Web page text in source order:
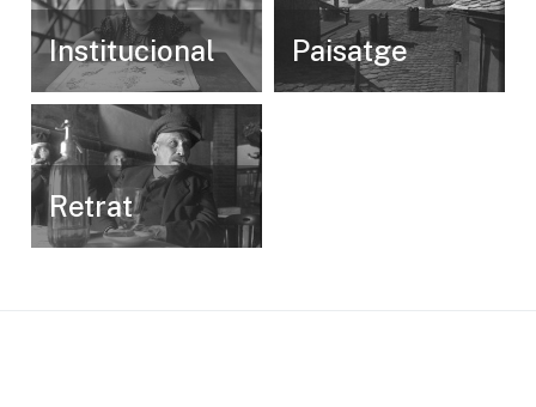
Institucional Paisatge
Retrat